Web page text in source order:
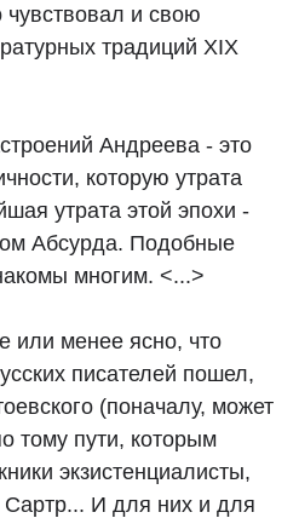
чувствовал и свою
традиций XIX
Андреева - это
которую утрата
утрата этой эпохи -
Абсурда. Подобные
многим. <...>
или менее ясно, что
писателей пошел,
(поначалу, может
тому пути, которым
экзистенциалисты,
И для них и для